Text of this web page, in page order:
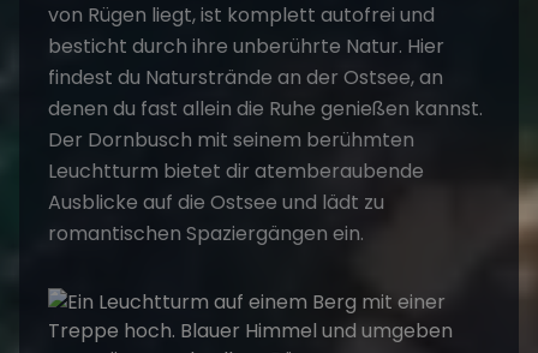
von Rügen liegt, ist komplett autofrei und
besticht durch ihre unberührte Natur. Hier
findest du Naturstrände an der Ostsee, an
denen du fast allein die Ruhe genießen kannst.
Der Dornbusch mit seinem berühmten
Leuchtturm bietet dir atemberaubende
Ausblicke auf die Ostsee und lädt zu
romantischen Spaziergängen ein.